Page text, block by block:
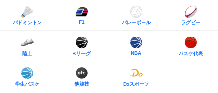
バドミントン F1 バレーボール ラグビー
陸上 Bリーグ NBA バスケ代表
学生バスケ 他競技 Doスポーツ